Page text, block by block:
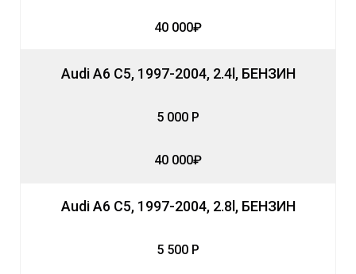
40 000₽
Audi A6 C5, 1997-2004, 2.4l, БЕНЗИН
5 000 Р
40 000₽
Audi A6 C5, 1997-2004, 2.8l, БЕНЗИН
5 500 Р